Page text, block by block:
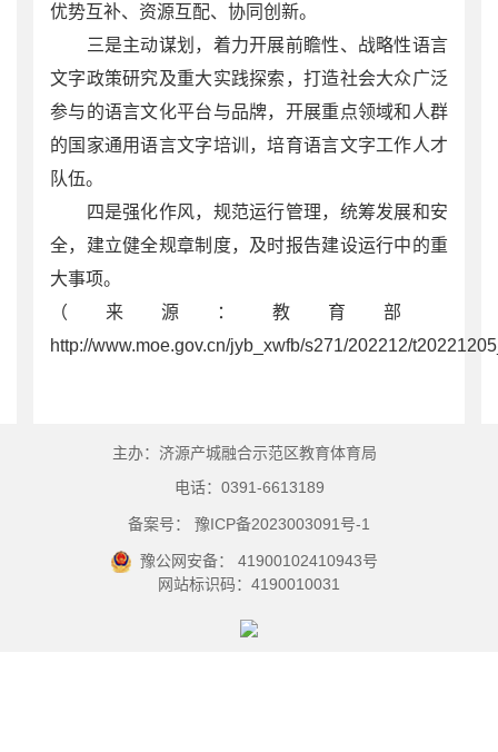
优势互补、资源互配、协同创新。
三是主动谋划，着力开展前瞻性、战略性语言
文字政策研究及重大实践探索，打造社会大众广泛
参与的语言文化平台与品牌，开展重点领域和人群
的国家通用语言文字培训，培育语言文字工作人才
队伍。
四是强化作风，规范运行管理，统筹发展和安
全，建立健全规章制度，及时报告建设运行中的重
大事项。
（来源：教育部
http://www.moe.gov.cn/jyb_xwfb/s271/202212/
主办：济源产城融合示范区教育体育局
电话：0391-6613189
备案号： 豫ICP备2023003091号-1
豫公网安备： 41900102410943号
网站标识码：4190010031